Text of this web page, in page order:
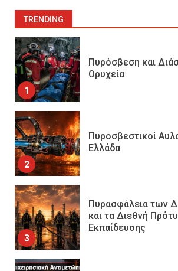
TRENDING
1
Πυρόσβεση και
Ορυχεία
2
Πυροσβεστικοί
Ελλάδα
3
Πυρασφάλεια των
και τα Διεθνή
Εκπαίδευσης